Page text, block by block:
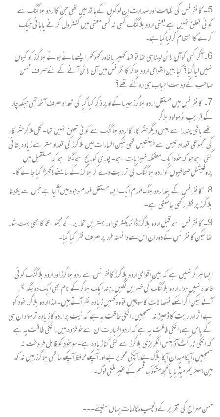
5۔ کانفرنس کی نظامت اور صدارت ان لوگوں کے ہاتھ میں تھی جن کا اردو بلاگنگ سے
کوئی تعلق نہیں ہے یعنی اردو بلاگنگ کسی نہ کسی معنی میں کنٹرول کرنے یا ہائی جیک
کرنے کا انتظام کرلیا گیا ہے۔
6۔ آگر کسی کو آن لائن لینا ہی تھا تو فہدکہیر یا خاور کھوکھر ایسے مانے ہوئے بلاگرز کو کیوں
نہیں لیا گیا؟ کیا بین القوامی اردو بلاگر کانفرنس میں آن لائن آنے کے لئے صرف محسن
صاحب کے دوست احباب ہی رہ گئے تھے؟
7۔ کانفرنس میں مستقل اردو بلاگرز جیسا کے اوپر ذکر کیا گیا کی تعداد صرف آٹھ تھی جبکہ چار
کے قریب نو مولود بلاگر
تھے باقی پندرا سے بیس دیگر شرکاء کا اردو بلاگنگ سے کوئی تعلق نہیں تھا۔ کل ملا کر شرکاء
کی مجموعی تعداد تیس سے پینتیس تھی لیکن اخبارات میں بلاگرز کی تعداد ستر سے زیادہ بتائی
گئی ہے جو کہ خود ایک مضحکہ خیز بات ہے۔ پوری کوریج سے لگتا ہے کہ مستقبل میں
پروفیشنل صحافیوں کو اردو بلاگنگ کی تربیت دے کر بلاگرز کے سامنے لا کھڑا کیا جائے گا۔
8۔ کانفرنس کے بعد اردو بلاگ فورم ایک ایسا مستقل فورم وجود میں آگیا ہے جس سے یقینا
بلاگرز پر نظر رکھی جاسکتی ہے۔
9۔ کانفرنس سے قبل اردو بلاگرز ڈائریکٹری اور بہترین تحاریر کے مجموعے کا بھی بہت شور
تھا لیکن کانفرنس کے دوران اس سے دانستہ طور پر صرف نظر کیا گیا۔
ایسا ہرگز نہیں ہے کہ بین اقوامی اردو بلاگرز کانفرنس سے اردو بلاگرز اور اردو بلاگنگ کوئی
فائدہ نہیں ہوا، اردو بلاگنگ کی خبریں لگیں، چند ایک بلاگر کے نام بھی ایک دو جگہ نظر
آئے لیکن اگر اسکے نقصانات کا سوچیں تو وہ کہیں زیادہ نظر آتے ہیں۔ لہذا اردو بلاگرز خود کو
بے اثر اور ریت کا ڈھیڑ نہ سمجھیں، انکی طاقت یہ ہے کہ نیٹ پر اردو کا زیادہ تر مواد ان ہی
کے پاس ہے، انکی طاقت یہ ہے کہ اردو اخبارات ان سے خوفزدہ ہیں، انکی طاقت یہ ہے
کہ انکی ٹارگٹ آڈینس انگریزی بلاگرز سے کئی گنا زیادہ ہے۔ سو خود کو قابل فروخت نہ
سمجھیں، آپکا میدان آپکا بلاگ ہے، آپکی تحریر ہے اور آپکے محافظ آپکے ساتھی بلاگرز ہیں نہ کہ
مین اسٹریم میڈیا یا کچھ مشکوک قسم کے غیرملکی لوگ۔
حسن معراج کی تقریر کے دلچسپ مکالمات یہاں سنیئے۔۔۔